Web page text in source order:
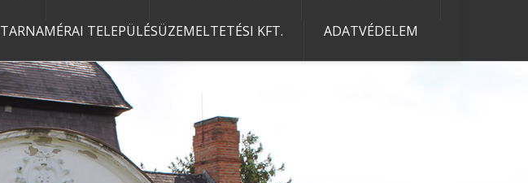
TARNAMÉRAI TELEPÜLÉSÜZEMELTETÉSI KFT. ADATVÉDELEM